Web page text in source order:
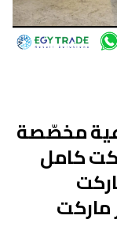
مخصّصة
كامل
ماركت